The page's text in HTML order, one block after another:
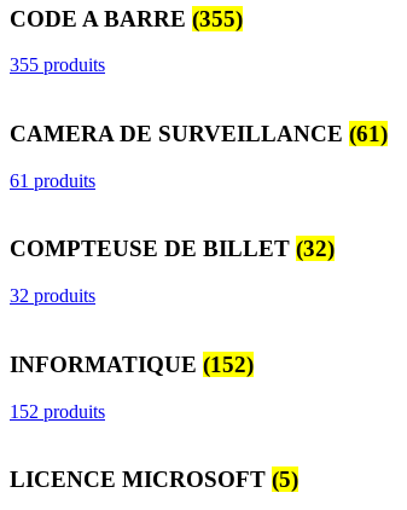
CODE A BARRE (355)
355 produits
CAMERA DE SURVEILLANCE (61)
61 produits
COMPTEUSE DE BILLET (32)
32 produits
INFORMATIQUE (152)
152 produits
LICENCE MICROSOFT (5)